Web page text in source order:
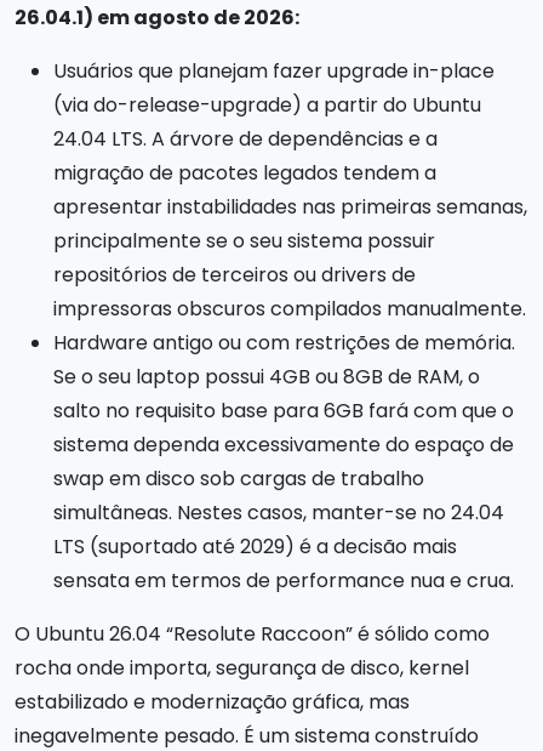
26.04.1) em agosto de 2026:
Usuários que planejam fazer upgrade in-place
(via do-release-upgrade) a partir do Ubuntu
24.04 LTS. A árvore de dependências e a
migração de pacotes legados tendem a
apresentar instabilidades nas primeiras semanas,
principalmente se o seu sistema possuir
repositórios de terceiros ou drivers de
impressoras obscuros compilados manualmente.
Hardware antigo ou com restrições de memória.
Se o seu laptop possui 4GB ou 8GB de RAM, o
salto no requisito base para 6GB fará com que o
sistema dependa excessivamente do espaço de
swap em disco sob cargas de trabalho
simultâneas. Nestes casos, manter-se no 24.04
LTS (suportado até 2029) é a decisão mais
sensata em termos de performance nua e crua.
O Ubuntu 26.04 “Resolute Raccoon” é sólido como
rocha onde importa, segurança de disco, kernel
estabilizado e modernização gráfica, mas
inegavelmente pesado. É um sistema construído